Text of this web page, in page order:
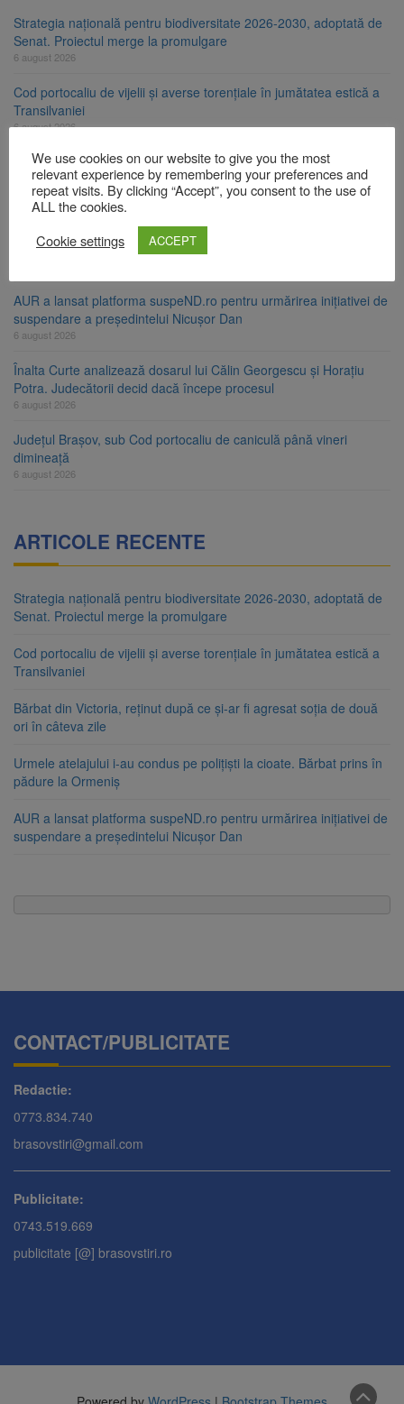
Strategia națională pentru biodiversitate 2026-2030, adoptată de
Senat. Proiectul merge la promulgare
6 august 2026
Cod portocaliu de vijelii și averse torențiale în jumătatea estică a
Transilvaniei
6 august 2026
Bărbat din Victoria, reținut după ce și-ar fi agresat soția de două
ori în câteva zile
6 august 2026
Urmele atelajului i-au condus pe polițiști la cioate. Bărbat prins în
pădure la Ormeniș
AUR a lansat platforma suspeND.ro pentru urmărirea inițiativei de
suspendare a președintelui Nicușor Dan
6 august 2026
Înalta Curte analizează dosarul lui Călin Georgescu și Horațiu
Potra. Judecătorii decid dacă începe procesul
6 august 2026
Județul Brașov, sub Cod portocaliu de caniculă până vineri
dimineață
6 august 2026
ARTICOLE RECENTE
Strategia națională pentru biodiversitate 2026-2030, adoptată de
Senat. Proiectul merge la promulgare
Cod portocaliu de vijelii și averse torențiale în jumătatea estică a
Transilvaniei
Bărbat din Victoria, reținut după ce și-ar fi agresat soția de două
ori în câteva zile
Urmele atelajului i-au condus pe polițiști la cioate. Bărbat prins în
pădure la Ormeniș
AUR a lansat platforma suspeND.ro pentru urmărirea inițiativei de
suspendare a președintelui Nicușor Dan
CONTACT/PUBLICITATE
Redactie:
0773.834.740
brasovstiri@gmail.com
Publicitate:
0743.519.669
publicitate [@] brasovstiri.ro
We use cookies on our website to give you the most
relevant experience by remembering your preferences and
repeat visits. By clicking “Accept”, you consent to the use of
ALL the cookies.
Cookie settings
ACCEPT